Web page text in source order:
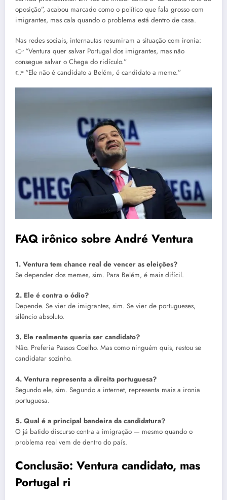
oposição”, acabou marcado como o político que fala grosso com
imigrantes, mas cala quando o problema está dentro de casa.
Nas redes sociais, internautas resumiram a situação com ironia:
👉 “Ventura quer salvar Portugal dos imigrantes, mas não
consegue salvar o Chega do ridículo.”
👉 “Ele não é candidato a Belém, é candidato a meme.”
FAQ irônico sobre André Ventura
1. Ventura tem chance real de vencer as eleições?
Se depender dos memes, sim. Para Belém, é mais difícil.
2. Ele é contra o ódio?
Depende. Se vier de imigrantes, sim. Se vier de portugueses,
silêncio absoluto.
3. Ele realmente queria ser candidato?
Não. Preferia Passos Coelho. Mas como ninguém quis, restou se
candidatar sozinho.
4. Ventura representa a direita portuguesa?
Segundo ele, sim. Segundo a internet, representa mais a ironia
portuguesa.
5. Qual é a principal bandeira da candidatura?
O já batido discurso contra a imigração — mesmo quando o
problema real vem de dentro do país.
Conclusão: Ventura candidato, mas
Portugal ri